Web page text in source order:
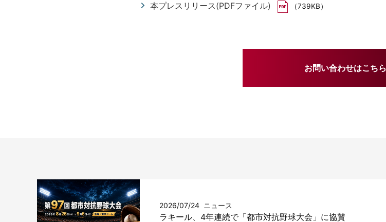
本プレスリリース(PDFファイル) （739KB）
お問い合わせはこちら
2026/07/24 ニュース
ラキール、4年連続で「都市対抗野球大会」に協賛